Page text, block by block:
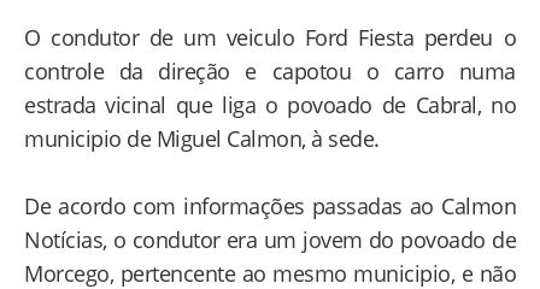
O condutor de um veiculo Ford Fiesta perdeu o
controle da direção e capotou o carro numa
estrada vicinal que liga o povoado de Cabral, no
municipio de Miguel Calmon, à sede.
De acordo com informações passadas ao Calmon
Notícias, o condutor era um jovem do povoado de
Morcego, pertencente ao mesmo municipio, e não